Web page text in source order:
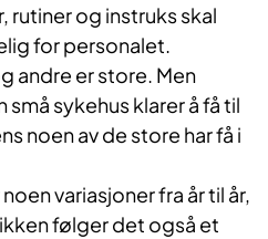
rutiner og instruks skal
for personalet.
andre er store. Men
sykehus klarer å få til
noen av de store har få i
variasjoner fra år til år,
følger det også et